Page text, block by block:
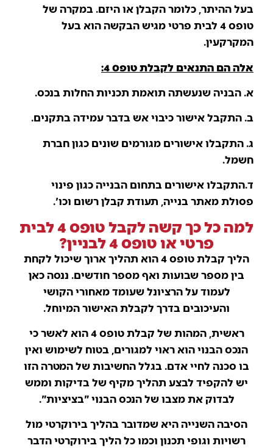
בעל ההיתר, כלומר הקבלן או היזם. במקרה של
טופס 4 לבית פרטי מגיש הבקשה הוא בעל
המקרקעין.
אלה הם התנאים לקבלת טופס 4:
א. הבניה שנעשתה תואמת תכניות החלות בנכס.
ב. התקבל אישור כיבוי אש בדבר עמידה בתקנים.
ג. התקבלו אישורים מגורמים שונים כגון חברת
חשמל.
ד.התקבלו אישורים בתחום הבנייה כגון פינוי
פסולת מאתר בנייה, תעודת קבלן רשום וכו'.
למה כל כך קשה לקבל טופס 4 לבית
פרטי או טופס 4 לבניין?
הליך קבלת טופס 4 הוא תהליך ארוך שיכול לקחת
בין מספר שבועות ואף מספר חודשים. ננסה כאן
לעמוד על הרציונל שעומד מאחורי הקושי
והעיכובים בדרך לקבלת האישור המיוחל.
ראשית, המהות של קבלת טופס 4 הוא לאשר כי
הנכס הבנוי הוא ראוי למגורים, בטוח לשימוש ואין
בו סכנה לחיי אדם. בגלל החשיבות של המטרה הזו
יש להקפיד לבצע תהליך מקיף של בדיקות וממש
לבדוק את מצבו של הנכס הבנוי "בציציות".
הסיבה השנייה היא שמדובר בהליך בירוקרטי מול
רשויות וגופי תכנון וכמו כל הליך בירוקרטי הדבר